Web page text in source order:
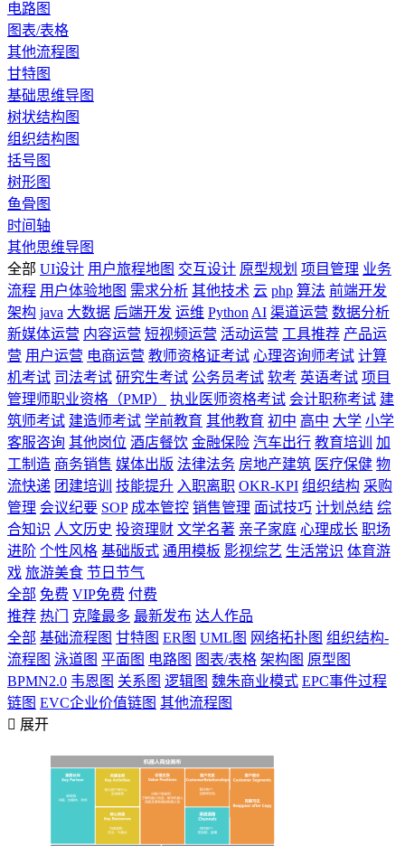
电路图
图表/表格
其他流程图
甘特图
基础思维导图
树状结构图
组织结构图
括号图
树形图
鱼骨图
时间轴
其他思维导图
全部 UI设计 用户旅程地图 交互设计 原型规划 项目管理 业务
流程 用户体验地图 需求分析 其他技术 云 php 算法 前端开发
架构 java 大数据 后端开发 运维 Python AI 渠道运营 数据分析
新媒体运营 内容运营 短视频运营 活动运营 工具推荐 产品运
营 用户运营 电商运营 教师资格证考试 心理咨询师考试 计算
机考试 司法考试 研究生考试 公务员考试 软考 英语考试 项目
管理师职业资格（PMP）
执业医师资格考试 会计职称考试 建
筑师考试 建造师考试 学前教育 其他教育 初中 高中 大学 小学
客服咨询 其他岗位 酒店餐饮 金融保险 汽车出行 教育培训
加
工制造 商务销售 媒体出版 法律法务 房地产建筑 医疗保健 物
流快递 团建培训 技能提升 入职离职 OKR-KPI 组织结构 采购
管理 会议纪要 SOP 成本管控 销售管理 面试技巧 计划总结 综
合知识 人文历史 投资理财 文学名著 亲子家庭 心理成长 职场
进阶 个性风格 基础版式 通用模板 影视综艺 生活常识 体育游
戏 旅游美食 节日节气
全部 免费 VIP免费 付费
推荐 热门 克隆最多 最新发布 达人作品
全部 基础流程图 甘特图 ER图 UML图 网络拓扑图 组织结构-
流程图 泳道图 平面图 电路图 图表/表格 架构图 原型图
BPMN2.0 韦恩图 关系图 逻辑图 魏朱商业模式 EPC事件过程
链图 EVC企业价值链图 其他流程图
 展开